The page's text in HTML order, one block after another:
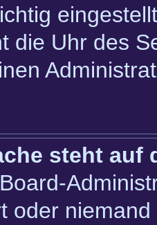
die Uhr des
steht
oder